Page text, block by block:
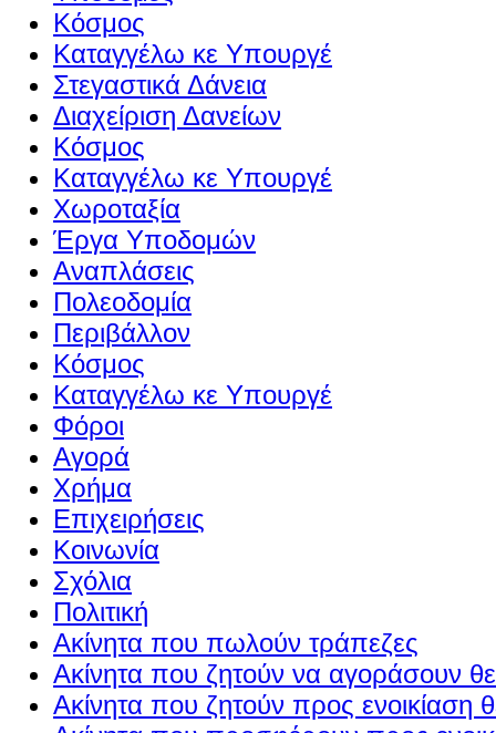
Κόσμος
Καταγγέλω κε Υπουργέ
Στεγαστικά Δάνεια
Διαχείριση Δανείων
Κόσμος
Καταγγέλω κε Υπουργέ
Χωροταξία
Έργα Υποδομών
Αναπλάσεις
Πολεοδομία
Περιβάλλον
Κόσμος
Καταγγέλω κε Υπουργέ
Φόροι
Αγορά
Χρήμα
Επιχειρήσεις
Κοινωνία
Σχόλια
Πολιτική
Ακίνητα που πωλούν τράπεζες
Ακίνητα που ζητούν να αγοράσουν
Ακίνητα που ζητούν προς ενοικίαση